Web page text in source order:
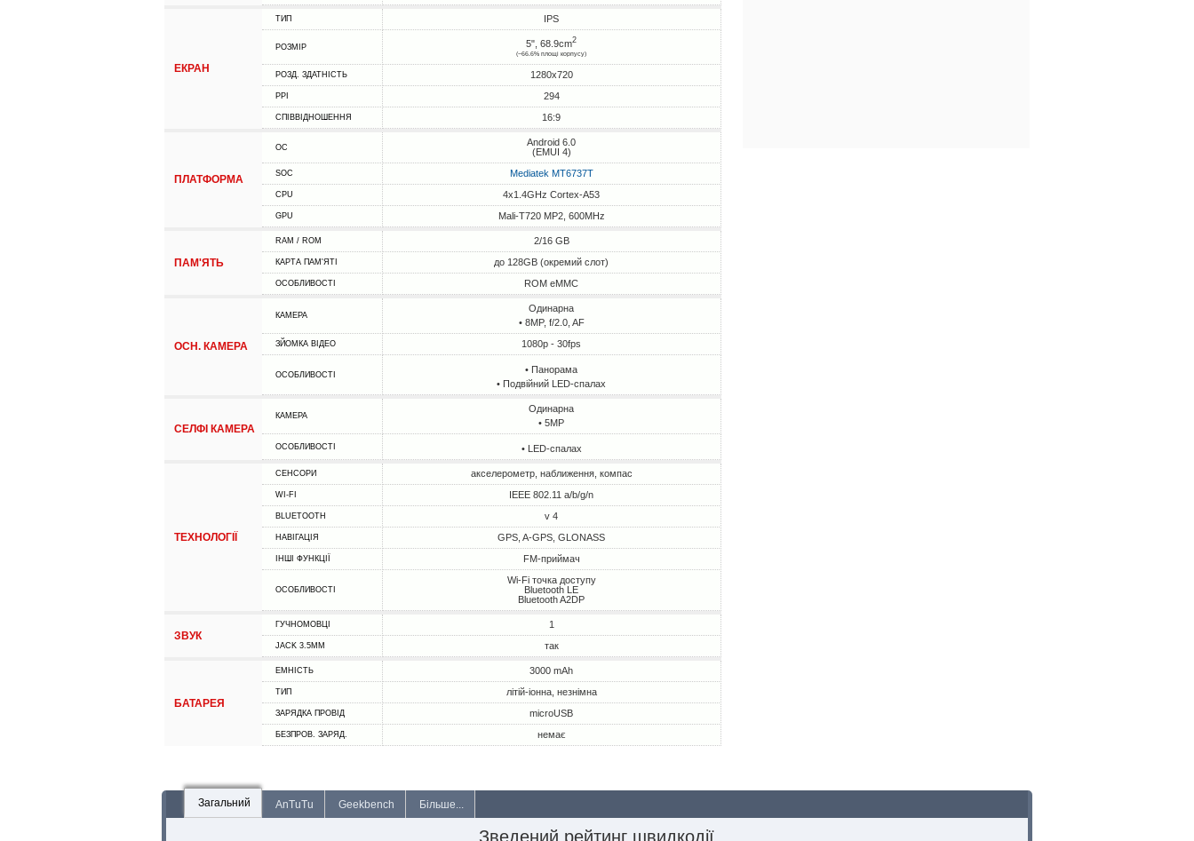
ЕКРАН
ТИП IPS
РОЗМІР 5", 68.9cm2
(~66.6% площі корпусу)
РОЗД. ЗДАТНІСТЬ 1280x720
PPI 294
СПІВВІДНОШЕННЯ 16:9
ПЛАТФОРМА
ОС
Android 6.0
(EMUI 4)
SOC Mediatek MT6737T
CPU 4x1.4GHz Cortex-A53
GPU Mali-T720 MP2, 600MHz
ПАМ'ЯТЬ
RAM / ROM 2/16 GB
КАРТА ПАМ'ЯТІ до 128GB (окремий слот)
ОСОБЛИВОСТІ ROM eMMC
ОСН. КАМЕРА
КАМЕРА
Одинарна
• 8MP, f/2.0, AF
ЗЙОМКА ВІДЕО 1080p - 30fps
ОСОБЛИВОСТІ
• Панорама
• Подвійний LED-спалах
СЕЛФІ КАМЕРА
КАМЕРА
Одинарна
• 5MP
ОСОБЛИВОСТІ • LED-спалах
ТЕХНОЛОГІЇ
СЕНСОРИ акселерометр, наближення, компас
WI-FI IEEE 802.11 a/b/g/n
BLUETOOTH v 4
НАВІГАЦІЯ GPS, A-GPS, GLONASS
ІНШІ ФУНКЦІЇ FM-приймач
ОСОБЛИВОСТІ
Wi-Fi точка доступу
Bluetooth LE
Bluetooth A2DP
ЗВУК
ГУЧНОМОВЦІ 1
JACK 3.5MM так
БАТАРЕЯ
ЕМНІСТЬ 3000 mAh
ТИП літій-іонна, незнімна
ЗАРЯДКА ПРОВІД microUSB
БЕЗПРОВ. ЗАРЯД. немає
Загальний AnTuTu Geekbench Більше...
Зведений рейтинг швидкодії